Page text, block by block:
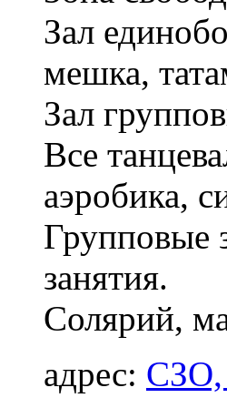
Зал
мешка,
Зал
Все
аэробика,
Групповые
занятия.
Солярий,
адрес: СЗО,